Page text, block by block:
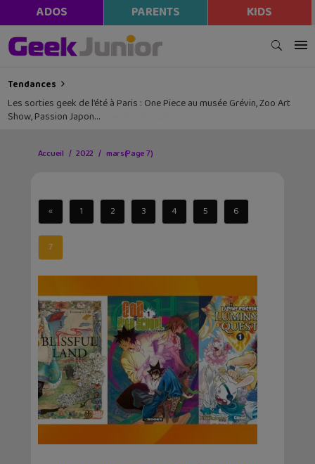
ADOS PARENTS KIDS
Tendances
Les sorties geek de l’été à Paris : One Piece au musée Grévin, Zoo Art
Show, Passion Japon…
Accueil 2022 mars(Page 7)
« 1 2 3 4 5 6
7